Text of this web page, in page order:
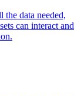
the data needed,
can interact and